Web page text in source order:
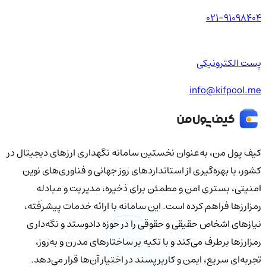
021-91098404
پست الکترونیکی
info@kifpool.me
کیف‌ پول من، به‌عنوان نخستین سامانه نگهداری ارزهای دیجیتال در
کشور، با بهره‌گیری از استانداردهای روز جهانی و فناوری‌های نوین
امنیتی، بستری امن و مطمئن برای ذخیره، مدیریت و مبادله
رمزارزها فراهم کرده است. این سامانه با ارائه خدمات پیشرفته،
نیازهای اشخاص حقیقی و حقوقی را در حوزه دادوستد و نگه‌داری
رمزارزها برطرف می‌کند و با تکیه بر ساختارهای مدرن و به‌روز،
تجربه‌ای سریع، ایمن و کاربرپسند در اختیار آن‌ها قرار می‌دهد.